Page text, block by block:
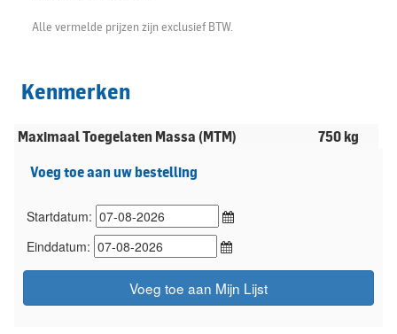
Alle vermelde prijzen zijn exclusief BTW.
Kenmerken
Maximaal Toegelaten Massa (MTM)
750 kg
Voeg toe aan uw bestelling
Startdatum:
Einddatum:
Voeg toe aan Mijn Lijst